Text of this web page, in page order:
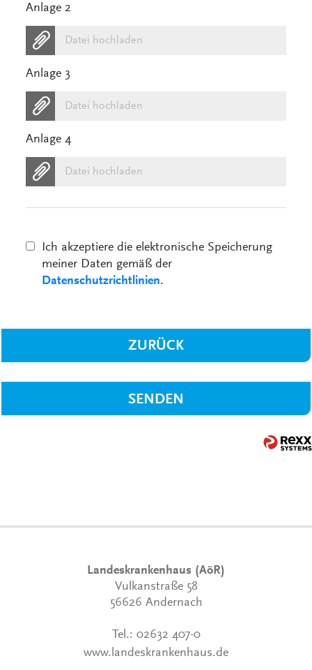
Anlage 2
Datei hochladen
Anlage 3
Datei hochladen
Anlage 4
Datei hochladen
Ich akzeptiere die elektronische Speicherung
meiner Daten gemäß der
Datenschutzrichtlinien.
ZURÜCK
SENDEN
Landeskrankenhaus (AöR)
Vulkanstraße 58
56626 Andernach
Tel.: 02632 407-0
www.landeskrankenhaus.de